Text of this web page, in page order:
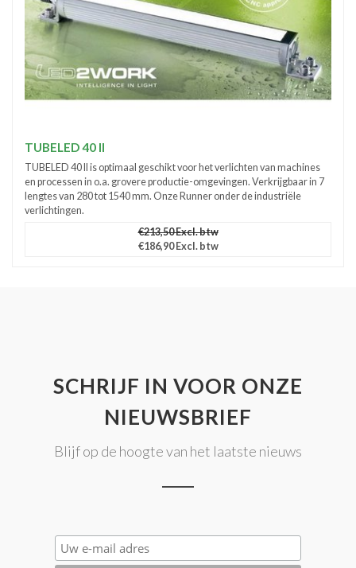
TUBELED 40 II
TUBELED 40 II is optimaal geschikt voor het verlichten van machines
en processen in o.a. grovere productie-omgevingen. Verkrijgbaar in 7
lengtes van 280 tot 1540 mm. Onze Runner onder de industriële
verlichtingen.
€213,50 Excl. btw
€186,90 Excl. btw
SCHRIJF IN VOOR ONZE
NIEUWSBRIEF
Blijf op de hoogte van het laatste nieuws